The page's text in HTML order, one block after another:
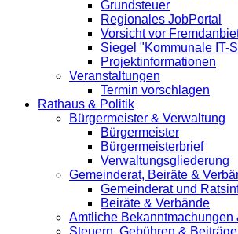
Grundsteuer
Regionales JobPortal
Vorsicht vor
Siegel "Kommunale IT-
Projektinformationen
Veranstaltungen
Termin vorschlagen
Rathaus & Politik
Bürgermeister & Verwaltung
Bürgermeister
Bürgermeisterbrief
Verwaltungsgliederung
Gemeinderat, Beiräte &
Gemeinderat und
Beiräte & Verbände
Amtliche Bekanntmachungen
Steuern, Gebühren & Beiträge